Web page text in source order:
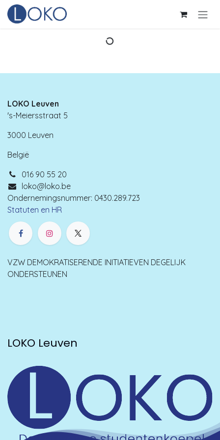
Overslaan naar inhoud
LOKO Leuven
's-Meiersstraat 5
3000 Leuven
België
016 90 55 20
loko@loko.be
Ondernemingsnummer: 0430.289.723
Statuten en HR
VZW DEMOKRATISERENDE INITIATIEVEN DEGELIJK
ONDERSTEUNEN
LOKO Leuven